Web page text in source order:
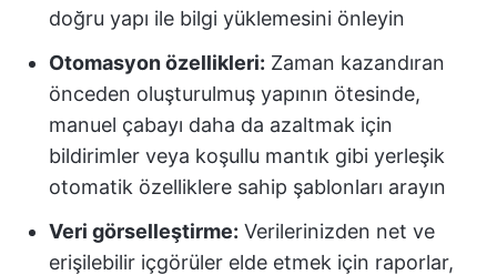
doğru yapı ile bilgi yüklemesini önleyin
Otomasyon özellikleri: Zaman kazandıran
önceden oluşturulmuş yapının ötesinde,
manuel çabayı daha da azaltmak için
bildirimler veya koşullu mantık gibi yerleşik
otomatik özelliklere sahip şablonları arayın
Veri görselleştirme: Verilerinizden net ve
erişilebilir içgörüler elde etmek için raporlar,